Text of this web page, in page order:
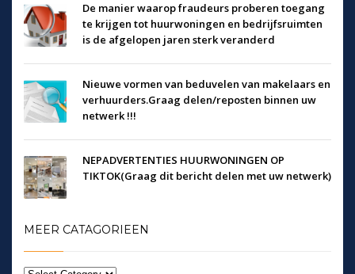
De manier waarop fraudeurs proberen toegang
te krijgen tot huurwoningen en bedrijfsruimten
is de afgelopen jaren sterk veranderd
Nieuwe vormen van beduvelen van makelaars en
verhuurders.Graag delen/reposten binnen uw
netwerk !!!
NEPADVERTENTIES HUURWONINGEN OP
TIKTOK(Graag dit bericht delen met uw netwerk)
MEER CATAGORIEEN